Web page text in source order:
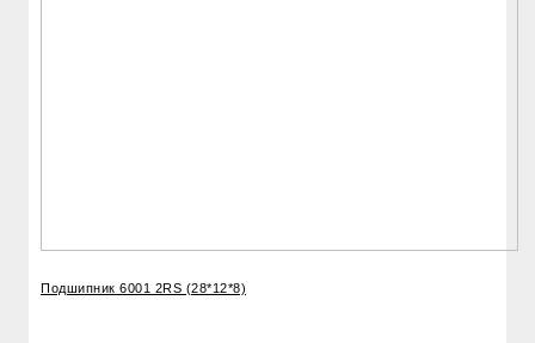
Подшипник 6001 2RS (28*12*8)